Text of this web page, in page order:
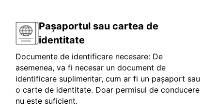
Pașaportul sau cartea de
identitate
Documente de identificare necesare: De
asemenea, va fi necesar un document de
identificare suplimentar, cum ar fi un pașaport sau
o carte de identitate. Doar permisul de conducere
nu este suficient.